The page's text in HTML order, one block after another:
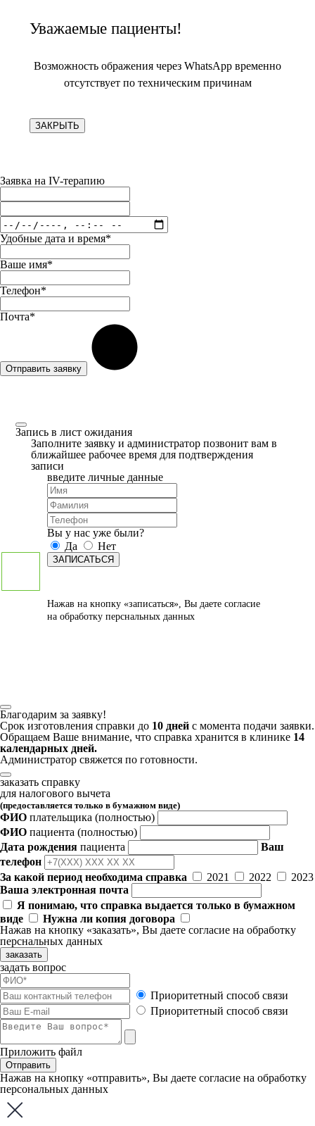
Уважаемые пациенты!
Возможность ображения через WhatsApp временно
отсутствует по техническим причинам
ЗАКРЫТЬ
Заявка на IV-терапию
Удобные дата и время*
Ваше имя*
Телефон*
Почта*
Отправить заявку
Запись в лист ожидания
Заполните заявку и администратор позвонит вам в
ближайшее рабочее время для подтверждения
записи
введите личные данные
Вы у нас уже были?
Да
Нет
ЗАПИСАТЬСЯ
Нажав на кнопку «записаться», Вы даете согласие
на обработку перснальных данных
Благодарим за заявку!
Срок изготовления справки до 10 дней с момента подачи заявки.
Обращаем Ваше внимание, что справка хранится в клинике 14
календарных дней.
Администратор свяжется по готовности.
заказать справку
для налогового вычета
(предоставляется только в бумажном виде)
ФИО плательщика (полностью)
ФИО пациента (полностью)
Дата рождения пациента
Ваш
телефон
За какой период необходима справка
2021 2022
2023
Ваша электронная почта
Я понимаю, что справка выдается только в бумажном
виде
Нужна ли копия договора
Нажав на кнопку «заказать», Вы даете согласие на обработку
перснальных данных
заказать
задать вопрос
Приоритетный способ связи
Приоритетный способ связи
Приложить файл
Отправить
Нажав на кнопку «отправить», Вы даете согласие на обработку
персональных данных